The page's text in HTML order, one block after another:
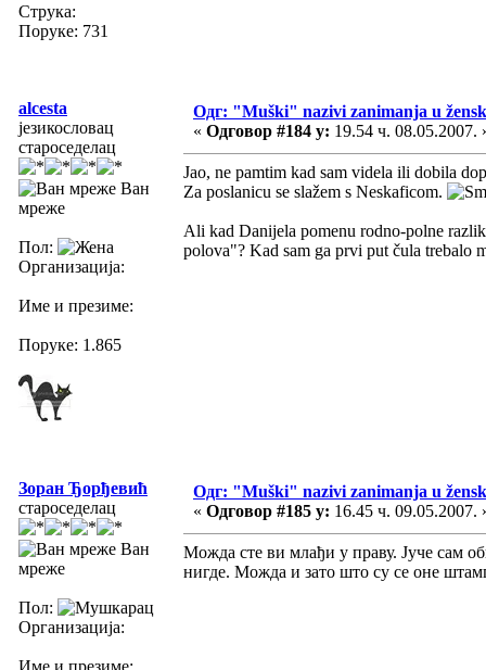
Струка:
Поруке: 731
alcesta
језикословац
староседелац
Ван
мреже
Пол:
Организација:
Име и презиме:
Поруке: 1.865
Одг: "Muški" nazivi zanimanja u
« Одговор #184 у: 19.54 ч. 08.05.2007.
Jao, ne pamtim kad sam videla ili dobila
Za poslanicu se slažem s Neskaficom.
Ali kad Danijela pomenu rodno-polne
polova"? Kad sam ga prvi put čula trebalo
Зоран Ђорђевић
староседелац
Ван
мреже
Пол:
Организација:
Име и презиме:
Одг: "Muški" nazivi zanimanja u
« Одговор #185 у: 16.45 ч. 09.05.2007.
Можда сте ви млађи у праву. Јуче сам
нигде. Можда и зато што су се оне